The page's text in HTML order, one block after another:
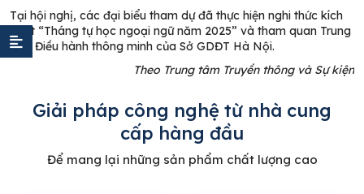
Tại hội nghị, các đại biểu tham dự đã thực hiện nghi thức kích
hoạt “Tháng tự học ngoại ngữ năm 2025” và tham quan Trung
tâm Điều hành thông minh của Sở GDĐT Hà Nội.
Theo Trung tâm Truyền thông và Sự kiện
Giải pháp công nghệ từ nhà cung
cấp hàng đầu
Để mang lại những sản phẩm chất lượng cao